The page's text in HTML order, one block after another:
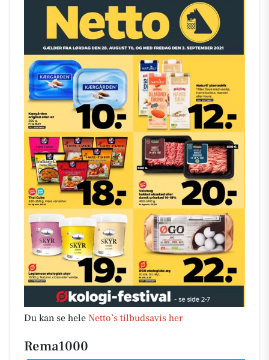
Du kan se hele Netto’s tilbudsavis her
Rema1000